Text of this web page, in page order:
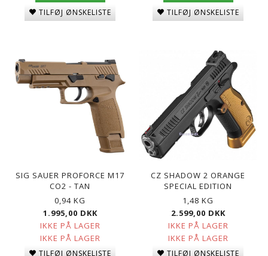
TILFØJ ØNSKELISTE TILFØJ ØNSKELISTE
SIG SAUER PROFORCE M17
CO2 - TAN
0,94 KG
1.995,00 DKK
IKKE PÅ LAGER
IKKE PÅ LAGER
TILFØJ ØNSKELISTE
CZ SHADOW 2 ORANGE
SPECIAL EDITION
1,48 KG
2.599,00 DKK
IKKE PÅ LAGER
IKKE PÅ LAGER
TILFØJ ØNSKELISTE